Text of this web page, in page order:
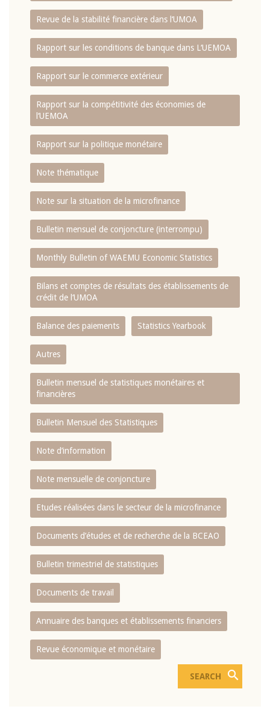
Revue de la stabilité financière dans l‘UMOA
Rapport sur les conditions de banque dans L‘UEMOA
Rapport sur le commerce extérieur
Rapport sur la compétitivité des économies de
l‘UEMOA
Rapport sur la politique monétaire
Note thématique
Note sur la situation de la microfinance
Bulletin mensuel de conjoncture (interrompu)
Monthly Bulletin of WAEMU Economic Statistics
Bilans et comptes de résultats des établissements de
crédit de l‘UMOA
Balance des paiements Statistics Yearbook
Autres
Bulletin mensuel de statistiques monétaires et
financières
Bulletin Mensuel des Statistiques
Note d’information
Note mensuelle de conjoncture
Etudes réalisées dans le secteur de la microfinance
Documents d’études et de recherche de la BCEAO
Bulletin trimestriel de statistiques
Documents de travail
Annuaire des banques et établissements financiers
Revue économique et monétaire